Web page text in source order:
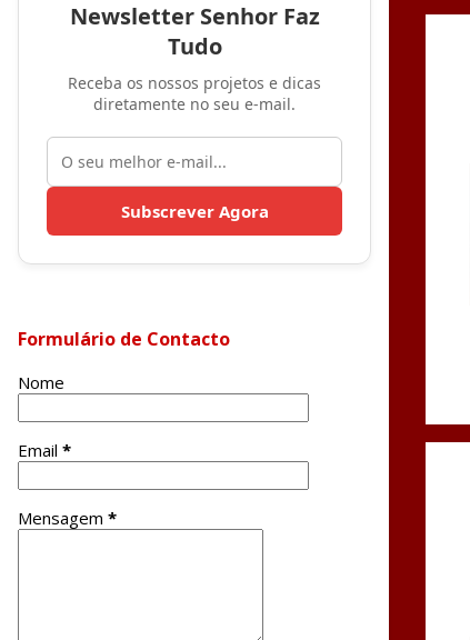
s
Newsletter Senhor Faz
Tudo
Receba os nossos projetos e dicas
diretamente no seu e-mail.
Subscrever Agora
Formulário de Contacto
Nome
Email *
Mensagem *